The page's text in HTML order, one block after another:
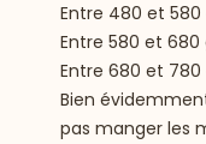
Entre 480 et
Entre 580 et
Entre 680 et
Bien
pas manger les